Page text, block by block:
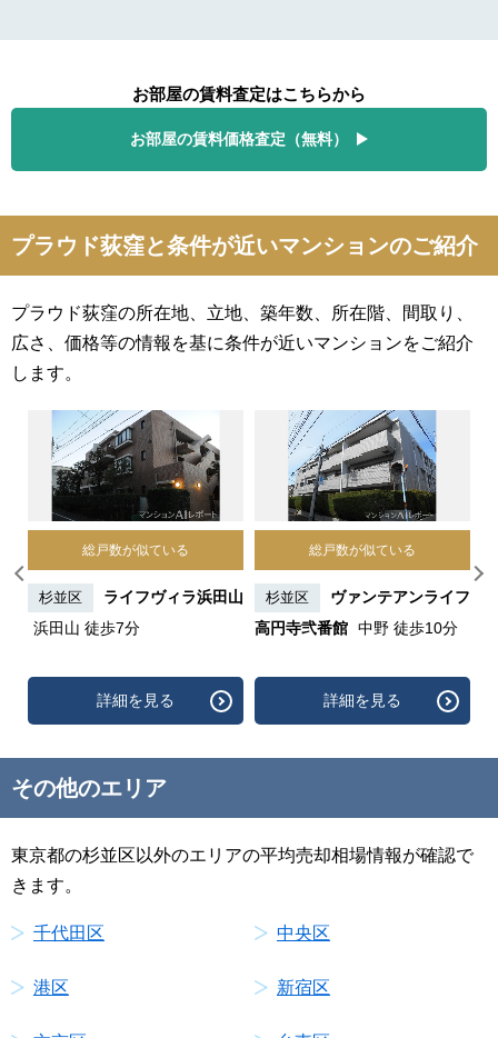
お部屋の賃料査定はこちらから
お部屋の賃料価格査定（無料）
プラウド荻窪と条件が近いマンションのご紹介
プラウド荻窪の所在地、立地、築年数、所在階、間取り、
広さ、価格等の情報を基に条件が近いマンションをご紹介
します。
総戸数が似ている
杉並区
ライフヴィラ浜田山
浜田山 徒歩7分
詳細を見る
総戸数が似ている
杉並区
ヴァンテアンライフ
高円寺弐番館 中野 徒歩10分
詳細を見る
その他のエリア
東京都の杉並区以外のエリアの平均売却相場情報が確認で
きます。
千代田区 中央区
港区 新宿区